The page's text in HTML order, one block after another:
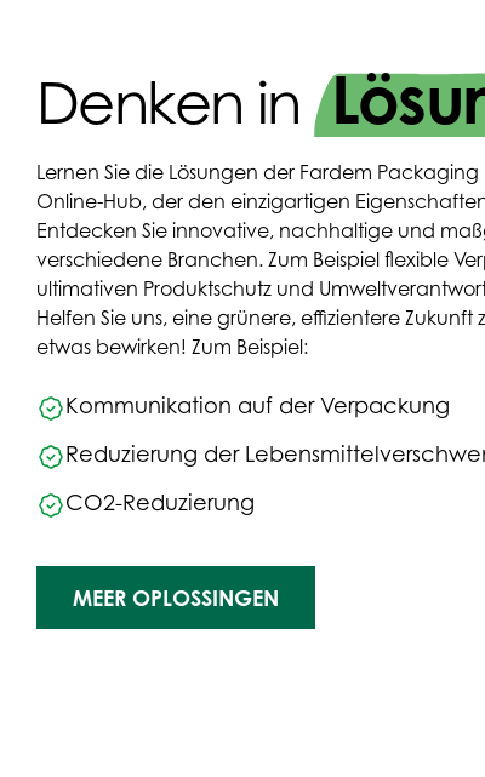
Denken in
Lernen Sie die Lösungen der Fardem
Online-Hub, der den einzigartigen
Entdecken Sie innovative, nachhaltige und
verschiedene Branchen. Zum Beispiel flexible
ultimativen Produktschutz und
Helfen Sie uns, eine grünere, effizientere
etwas bewirken! Zum Beispiel:
Kommunikation auf der Verpackung
Reduzierung der
CO2-Reduzierung
MEER OPLOSSINGEN